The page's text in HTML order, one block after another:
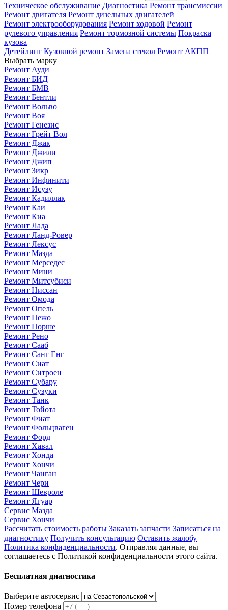
Техническое обслуживание Диагностика Ремонт трансмиссии
Ремонт двигателя Ремонт дизельных двигателей
Ремонт электрооборудования Ремонт ходовой Ремонт
рулевого управления Ремонт тормозной системы Покраска
кузова
Детейлинг Кузовной ремонт Замена стекол Ремонт АКПП
Выбрать марку
Ремонт Ауди
Ремонт БИД
Ремонт БМВ
Ремонт Бентли
Ремонт Вольво
Ремонт Воя
Ремонт Генезис
Ремонт Грейт Вол
Ремонт Джак
Ремонт Джили
Ремонт Джип
Ремонт Зикр
Ремонт Инфинити
Ремонт Исузу
Ремонт Кадиллак
Ремонт Каи
Ремонт Киа
Ремонт Лада
Ремонт Ланд-Ровер
Ремонт Лексус
Ремонт Мазда
Ремонт Мерседес
Ремонт Мини
Ремонт Митсубиси
Ремонт Ниссан
Ремонт Омода
Ремонт Опель
Ремонт Пежо
Ремонт Порше
Ремонт Рено
Ремонт Сааб
Ремонт Санг Енг
Ремонт Сиат
Ремонт Ситроен
Ремонт Субару
Ремонт Сузуки
Ремонт Танк
Ремонт Тойота
Ремонт Фиат
Ремонт Фольцваген
Ремонт Форд
Ремонт Хавал
Ремонт Хонда
Ремонт Хончи
Ремонт Чанган
Ремонт Чери
Ремонт Шевроле
Ремонт Ягуар
Сервис Мазда
Сервис Хончи
Рассчитать стоимость работы Заказать запчасти Записаться на
диагностику Получить консультацию Оставить жалобу
Политика конфиденциальности. Отправляя данные, вы
соглашаетесь с Политикой конфиденциальности этого сайта.
Бесплатная диагностика
Выберите автосервис
Номер телефона